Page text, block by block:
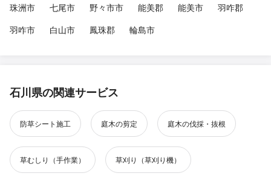
珠洲市
七尾市 野々市市 能美郡 能美市
羽咋郡
羽咋市
白山市 鳳珠郡 輪島市
石川県の関連サービス
防草シート施工 庭木の剪定 庭木の伐採・抜根
草むしり（手作業） 草刈り（草刈り機）